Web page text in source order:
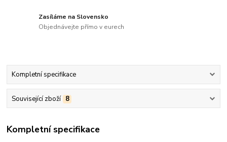
Zasíláme na Slovensko
Objednávejte přímo v eurech
Kompletní specifikace
Související zboží 8
Kompletní specifikace